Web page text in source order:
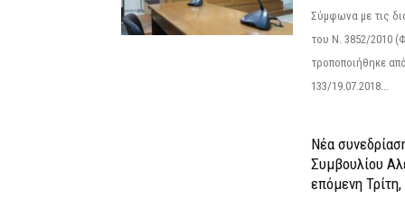
Σύμφωνα με τις
του Ν. 3852/2010
τροποποιήθηκε
133/19.07.2018...
Νέα
Συμβουλίου
επόμενη